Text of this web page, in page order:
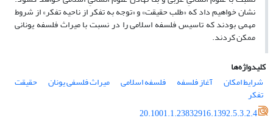
نشان خواهیم داد که «طلب حقیقت» و «توجه به تفکر از ناحیه تفکر» از شروط
مهمی بودند که تاسیس فلسفه اسلامی را در نسبت با میراث فلسفه یونانی
ممکن کردند.
کلیدواژه‌ها
شرایط امکان
آغاز فلسفه فلسفه اسلامی میراث فلسفی یونان حقیقت
تفکر
20.1001.1.23832916.1392.5.3.2.4